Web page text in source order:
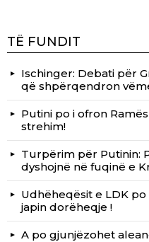
TË FUNDIT
Ischinger: Debati për
që shpërqendron
Putini po i ofron
strehim!
Turpërim për Putinin:
dyshojnë në fuqinë e
Udhëheqësit e LDK
japin dorëheqje !
A po gjunjëzohet